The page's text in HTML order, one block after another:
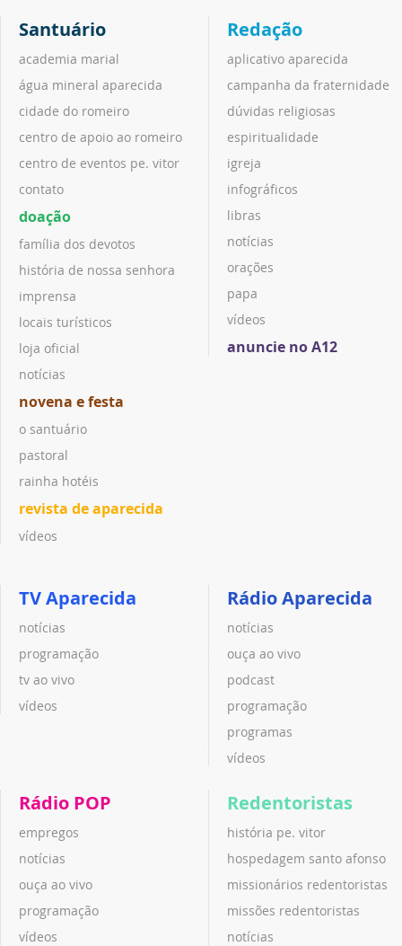
Santuário
academia marial
água mineral aparecida
cidade do romeiro
centro de apoio ao romeiro
centro de eventos pe. vitor
contato
doação
família dos devotos
história de nossa senhora
imprensa
locais turísticos
loja oficial
notícias
novena e festa
o santuário
pastoral
rainha hotéis
revista de aparecida
vídeos
Redação
aplicativo aparecida
campanha da fraternidade
dúvidas religiosas
espiritualidade
igreja
infográficos
libras
notícias
orações
papa
vídeos
anuncie no A12
TV Aparecida
notícias
programação
tv ao vivo
vídeos
Rádio Aparecida
notícias
ouça ao vivo
podcast
programação
programas
vídeos
Rádio POP
empregos
notícias
ouça ao vivo
programação
vídeos
Redentoristas
história pe. vitor
hospedagem santo afonso
missionários redentoristas
missões redentoristas
notícias